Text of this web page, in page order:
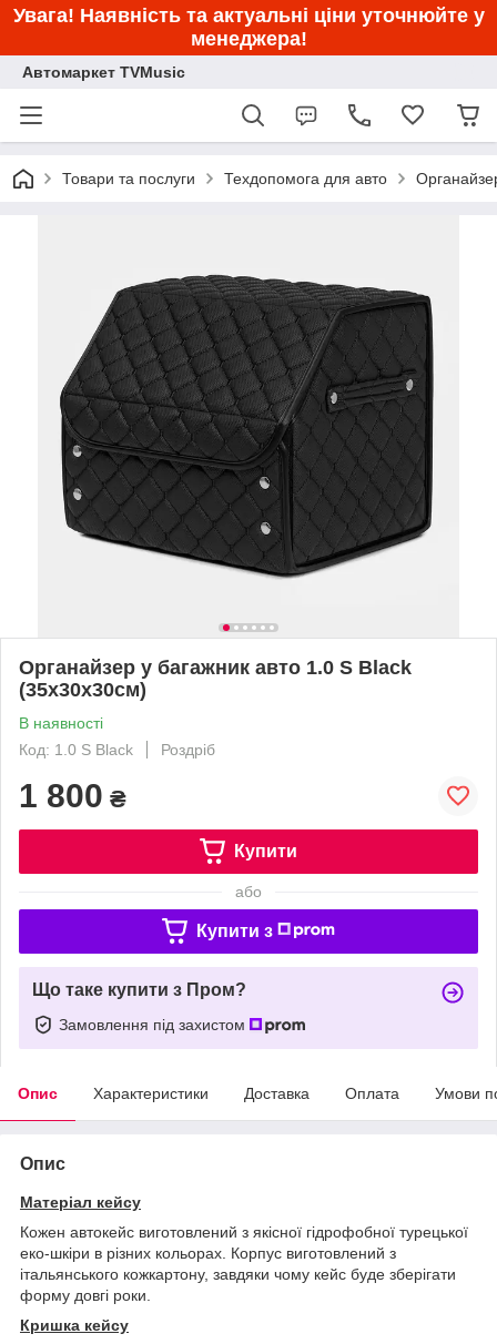
Увага! Наявність та актуальні ціни уточнюйте у
менеджера!
Автомаркет TVMusic
Товари та послуги Техдопомога для авто
Органайзер у багажник авто 1.0 S Black
(35x30x30см)
В наявності
Код: 1.0 S Black
Роздріб
1 800 ₴
Купити
або
Купити з
Що таке купити з Пром?
Замовлення під захистом
Опис Характеристики Доставка Оплата Умови
Опис
Матеріал кейсу
Кожен автокейс виготовлений з якісної гідрофобної турецької
еко-шкіри в різних кольорах. Корпус виготовлений з
італьянського кожкартону, завдяки чому кейс буде зберігати
форму довгі роки.
Кришка кейсу